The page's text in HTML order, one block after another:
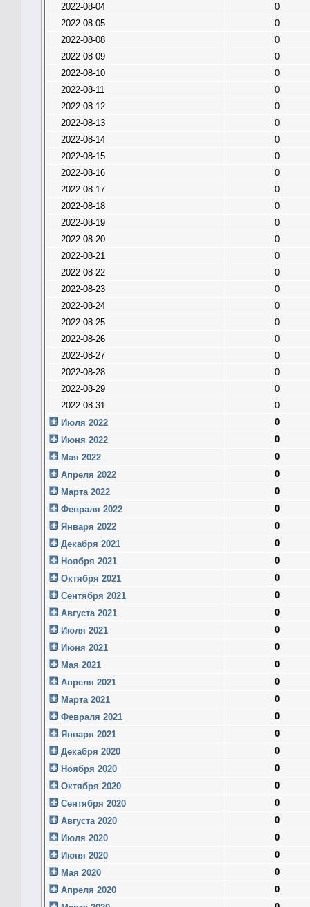
2022-08-04
0
2022-08-05
0
2022-08-08
0
2022-08-09
0
2022-08-10
0
2022-08-11
0
2022-08-12
0
2022-08-13
0
2022-08-14
0
2022-08-15
0
2022-08-16
0
2022-08-17
0
2022-08-18
0
2022-08-19
0
2022-08-20
0
2022-08-21
0
2022-08-22
0
2022-08-23
0
2022-08-24
0
2022-08-25
0
2022-08-26
0
2022-08-27
0
2022-08-28
0
2022-08-29
0
2022-08-31
0
Июля 2022
0
Июня 2022
0
Мая 2022
0
Апреля 2022
0
Марта 2022
0
Февраля 2022
0
Января 2022
0
Декабря 2021
0
Ноября 2021
0
Октября 2021
0
Сентября 2021
0
Августа 2021
0
Июля 2021
0
Июня 2021
0
Мая 2021
0
Апреля 2021
0
Марта 2021
0
Февраля 2021
0
Января 2021
0
Декабря 2020
0
Ноября 2020
0
Октября 2020
0
Сентября 2020
0
Августа 2020
0
Июля 2020
0
Июня 2020
0
Мая 2020
0
Апреля 2020
0